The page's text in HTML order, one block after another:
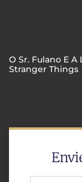
O Sr. Fulano E A
Stranger Things